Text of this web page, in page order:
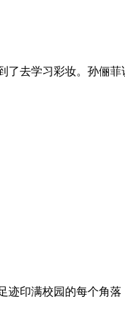
了去学习彩妆。孙俪
迹印满校园的每个角